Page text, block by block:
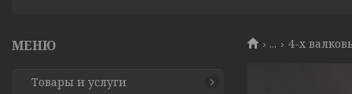
... 4-х
Товары и услуги